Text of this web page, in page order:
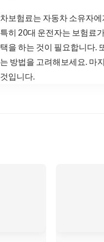
차보험료는 자동차 소유자
특히 20대 운전자는 보험료
택을 하는 것이 필요합니다.
는 방법을 고려해보세요. 마
것입니다.